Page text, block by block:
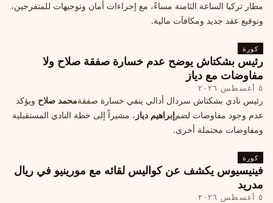
مطار تركيا الساعة الثامنة مساءً، مع إجراءات أمان وتوجيهات للمتفرجين،
وتوقيع عقد جديد ومكافآت مالية.
كورة
رئيس بشكتاش يوضح عدم خسارة صفقة صلاح ولا
مفاوضات مع دياز
٥ أغسطس ٢٠٢٦
رئيس نادي بشكتاش سردال أدالي ينفي خسارة صفقةمحمد صلاح ويؤكد
عدم وجود مفاوضات لضمإبراهيم دياز ، مشيراً إلى خطة النادي المستقبلية
ومفاوضات محتملة أخرى.
كورة
فينيسيوس يكشف عن كواليس لقائه مع مورينيو في ريال
مدريد
٥ أغسطس ٢٠٢٦